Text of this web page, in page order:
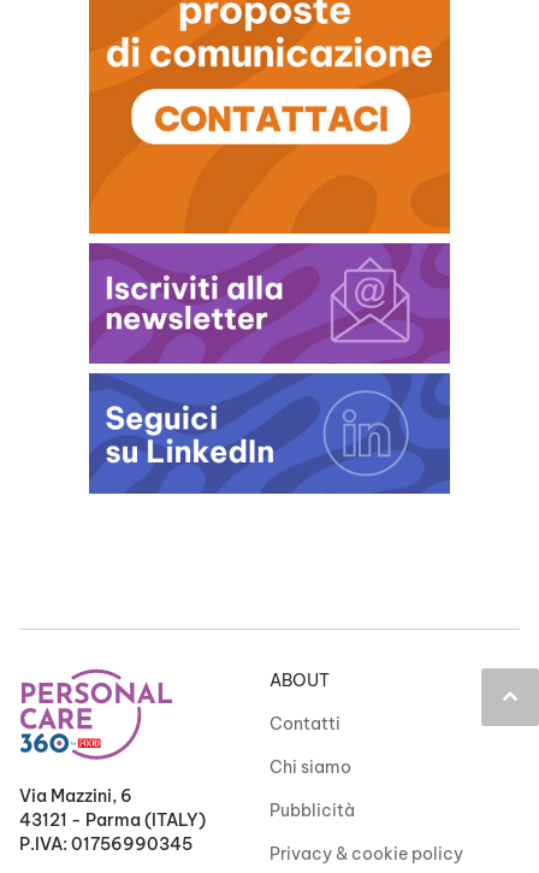
keyboard_arrow_up
Via Mazzini, 6
43121 - Parma (ITALY)
P.IVA: 01756990345
ABOUT
Contatti
Chi siamo
Pubblicità
Privacy & cookie policy